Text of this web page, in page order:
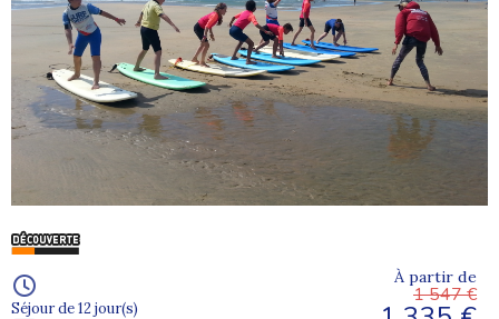
Séjour de 12 jour(s)
À partir de
1 547 €